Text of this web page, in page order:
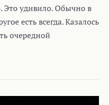
Это удивило. Обычно в
есть всегда. Казалось
очередной